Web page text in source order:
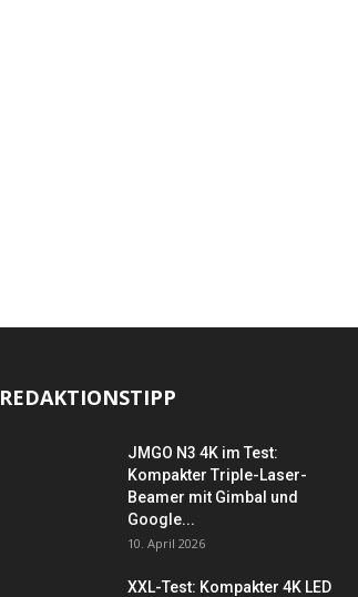
REDAKTIONSTIPP
JMGO N3 4K im Test:
Kompakter Triple-Laser-
Beamer mit Gimbal und
Google...
10. April 2026
XXL-Test: Kompakter 4K LED